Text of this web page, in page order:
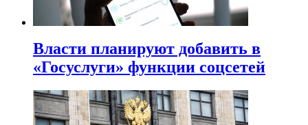
Власти планируют добавить в
«Госуслуги» функции соцсетей